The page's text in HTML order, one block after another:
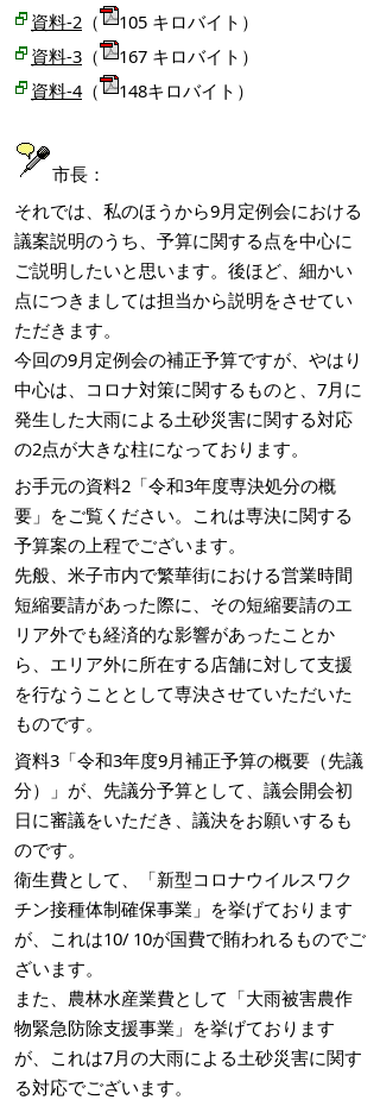
資料-2 （
105 キロバイト）
資料-3 （
167 キロバイト）
資料-4（ 148キロバイト）
市長：
それでは、私のほうから9月定例会における
議案説明のうち、予算に関する点を中心に
ご説明したいと思います。後ほど、細かい
点につきましては担当から説明をさせてい
ただきます。
今回の9月定例会の補正予算ですが、やはり
中心は、コロナ対策に関するものと、7月に
発生した大雨による土砂災害に関する対応
の2点が大きな柱になっております。
お手元の資料2「令和3年度専決処分の概
要」をご覧ください。これは専決に関する
予算案の上程でございます。
先般、米子市内で繁華街における営業時間
短縮要請があった際に、その短縮要請のエ
リア外でも経済的な影響があったことか
ら、エリア外に所在する店舗に対して支援
を行なうこととして専決させていただいた
ものです。
資料3「令和3年度9月補正予算の概要（先議
分）」が、先議分予算として、議会開会初
日に審議をいただき、議決をお願いするも
のです。
衛生費として、「新型コロナウイルスワク
チン接種体制確保事業」を挙げております
が、これは10/ 10が国費で賄われるものでご
ざいます。
また、農林水産業費として「大雨被害農作
物緊急防除支援事業」を挙げております
が、これは7月の大雨による土砂災害に関す
る対応でございます。